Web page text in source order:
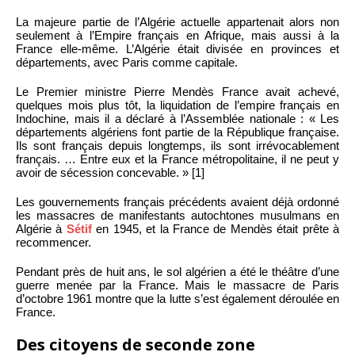
La majeure partie de l’Algérie actuelle appartenait alors non
seulement à l’Empire français en Afrique, mais aussi à la
France elle-même. L’Algérie était divisée en provinces et
départements, avec Paris comme capitale.
Le Premier ministre Pierre Mendès France avait achevé,
quelques mois plus tôt, la liquidation de l’empire français en
Indochine, mais il a déclaré à l’Assemblée nationale : « Les
départements algériens font partie de la République française.
Ils sont français depuis longtemps, ils sont irrévocablement
français. … Entre eux et la France métropolitaine, il ne peut y
avoir de sécession concevable. » [1]
Les gouvernements français précédents avaient déjà ordonné
les massacres de manifestants autochtones musulmans en
Algérie à Sétifen 1945, et la France de Mendès était prête à
recommencer.
Pendant près de huit ans, le sol algérien a été le théâtre d’une
guerre menée par la France. Mais le massacre de Paris
d’octobre 1961 montre que la lutte s’est également déroulée en
France.
Des citoyens de seconde zone